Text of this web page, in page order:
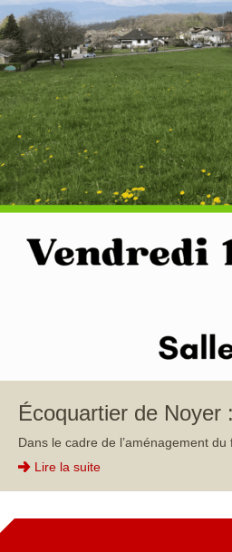
Écoquartier de Noyer
Dans le cadre de l’aménagement
Lire la suite